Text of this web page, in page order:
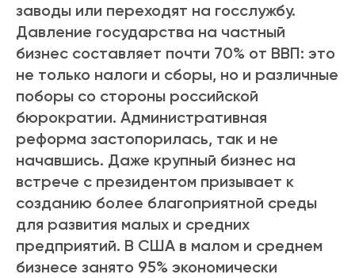
заводы или переходят на госслужбу.
Давление государства на частный
бизнес составляет почти 70% от ВВП: это
не только налоги и сборы, но и различные
поборы со стороны российской
бюрократии. Административная
реформа застопорилась, так и не
начавшись. Даже крупный бизнес на
встрече с президентом призывает к
созданию более благоприятной среды
для развития малых и средних
предприятий. В США в малом и среднем
бизнесе занято 95% экономически